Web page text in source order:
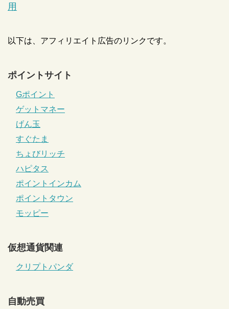
用
以下は、アフィリエイト広告のリンクです。
ポイントサイト
Gポイント
ゲットマネー
げん玉
すぐたま
ちょびリッチ
ハピタス
ポイントインカム
ポイントタウン
モッピー
仮想通貨関連
クリプトパンダ
自動売買